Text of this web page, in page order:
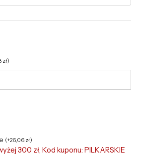
zł)
(+26,06 zł)
300 zł, Kod kuponu: PILKARSKIE